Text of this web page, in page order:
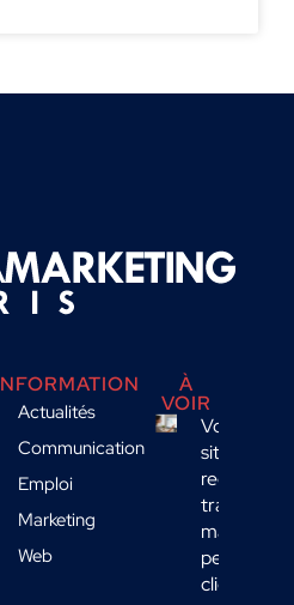
Actualités
Communication
Emploi
Marketing
Web
À
VOIR
Votre
site
reçoit du
trafic
mais
peu de
clients :